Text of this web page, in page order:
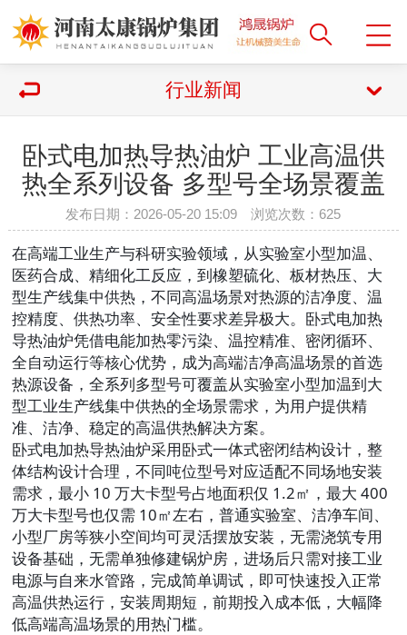
行业新闻
卧式电加热导热油炉 工业高温供
热全系列设备 多型号全场景覆盖
发布日期：2026-05-20 15:09 浏览次数： 625
在高端工业生产与科研实验领域，从实验室小型加温、
医药合成、精细化工反应，到橡塑硫化、板材热压、大
型生产线集中供热，不同高温场景对热源的洁净度、温
控精度、供热功率、安全性要求差异极大。卧式电加热
导热油炉凭借电能加热零污染、温控精准、密闭循环、
全自动运行等核心优势，成为高端洁净高温场景的首选
热源设备，全系列多型号可覆盖从实验室小型加温到大
型工业生产线集中供热的全场景需求，为用户提供精
准、洁净、稳定的高温供热解决方案。
卧式电加热导热油炉采用卧式一体式密闭结构设计，整
体结构设计合理，不同吨位型号对应适配不同场地安装
需求，最小 10 万大卡型号占地面积仅 1.2㎡，最大 400
万大卡型号也仅需 10㎡左右，普通实验室、洁净车间、
小型厂房等狭小空间均可灵活摆放安装，无需浇筑专用
设备基础，无需单独修建锅炉房，进场后只需对接工业
电源与自来水管路，完成简单调试，即可快速投入正常
高温供热运行，安装周期短，前期投入成本低，大幅降
低高端高温场景的用热门槛。